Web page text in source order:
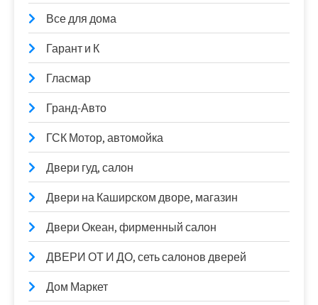
Все для дома
Гарант и К
Гласмар
Гранд-Авто
ГСК Мотор, автомойка
Двери гуд, салон
Двери на Каширском дворе, магазин
Двери Океан, фирменный салон
ДВЕРИ ОТ И ДО, сеть салонов дверей
Дом Маркет